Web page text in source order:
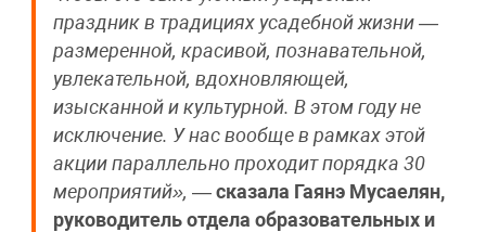
праздник в традициях усадебной жизни —
размеренной, красивой, познавательной,
увлекательной, вдохновляющей,
изысканной и культурной. В этом году не
исключение. У нас вообще в рамках этой
акции параллельно проходит порядка 30
мероприятий», —сказала Гаянэ Мусаелян,
руководитель отдела образовательных и